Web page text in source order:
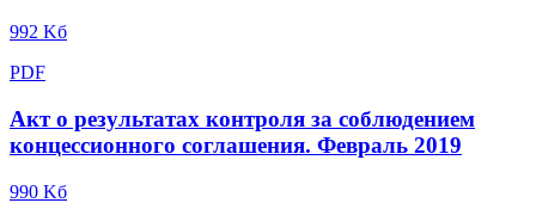
992 Kб
PDF
Акт о результатах контроля за соблюдением
концессионного соглашения. Февраль 2019
990 Kб